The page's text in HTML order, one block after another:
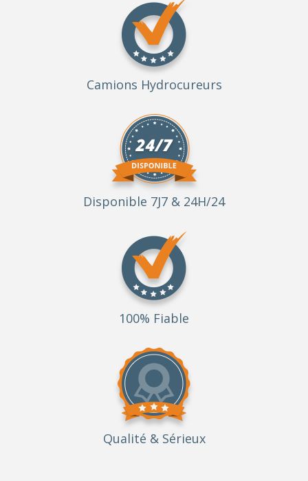
Camions Hydrocureurs
Disponible 7J7 & 24H/24
100% Fiable
Qualité & Sérieux